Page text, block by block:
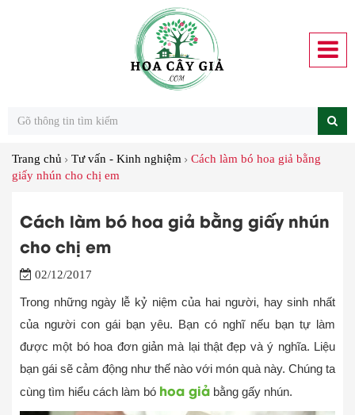
Trang chủ Tư vấn - Kinh nghiệm
Cách làm bó hoa giả bằng
giấy nhún cho chị em
Cách làm bó hoa giả bằng giấy nhún
cho chị em
02/12/2017
Trong những ngày lễ kỷ niệm của hai người, hay sinh nhất
của người con gái bạn yêu. Bạn có nghĩ nếu bạn tự làm
được một bó hoa đơn giản mà lại thật đẹp và ý nghĩa. Liệu
bạn gái sẽ cảm động như thế nào với món quà này. Chúng ta
cùng tìm hiểu cách làm bó hoa giả bằng gấy nhún.